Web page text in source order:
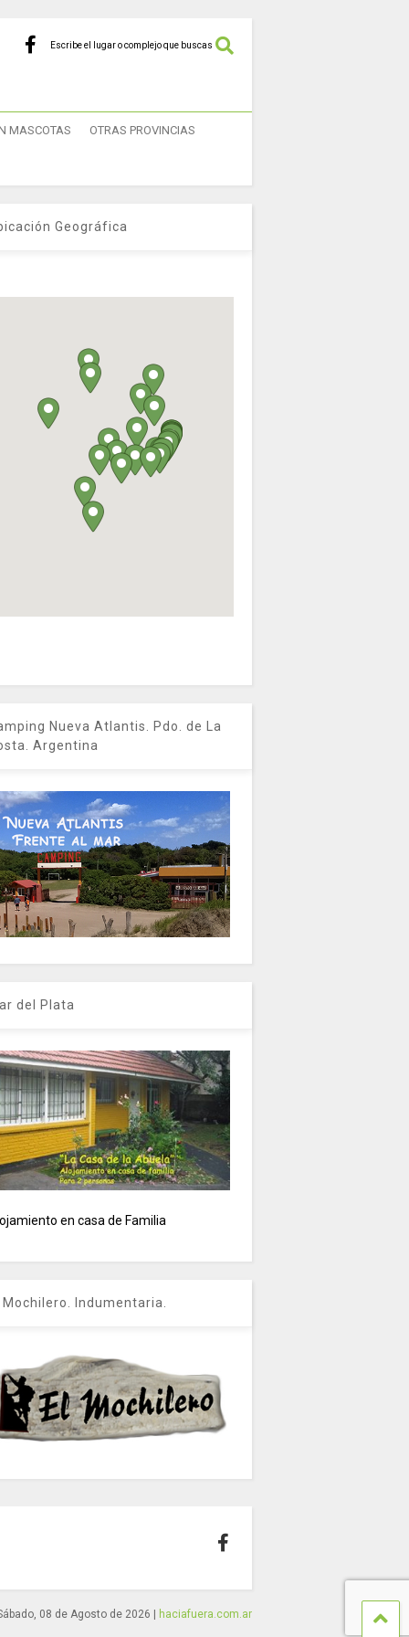
Escribe el lugar o complejo que buscas
MASCOTAS OTRAS PROVINCIAS
Geográfica
Nueva Atlantis. Pdo. de La
Argentina
del Plata
en casa de Familia
Mochilero. Indumentaria.
08 de Agosto de 2026 haciafuera.com.ar